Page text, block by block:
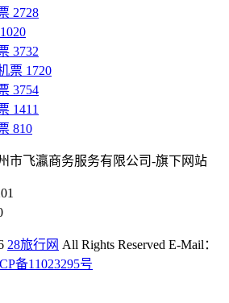
2728
1020
3732
票 1720
3754
1411
810
市飞瀛商务服务有限公司-旗下网站
28旅行网 All Rights Reserved E-Mail：
备11023295号